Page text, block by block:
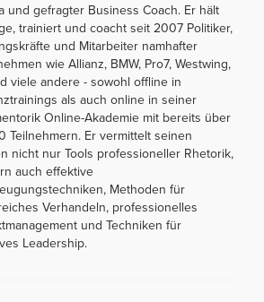
und gefragter Business Coach. Er hält
trainiert und coacht seit 2007 Politiker,
und Mitarbeiter namhafter
wie Allianz, BMW, Pro7, Westwing,
viele andere - sowohl offline in
als auch online in seiner
Online-Akademie mit bereits über
Teilnehmern. Er vermittelt seinen
nicht nur Tools professioneller Rhetorik,
auch effektive
Methoden für
Verhandeln, professionelles
und Techniken für
Leadership.